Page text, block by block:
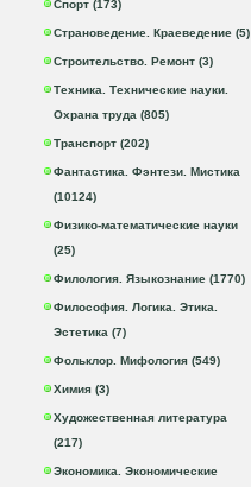
Спорт (173)
Страноведение. Краеведение (5)
Строительство. Ремонт (3)
Техника. Технические науки.
Охрана труда (805)
Транспорт (202)
Фантастика. Фэнтези. Мистика
(10124)
Физико-математические науки
(25)
Филология. Языкознание (1770)
Философия. Логика. Этика.
Эстетика (7)
Фольклор. Мифология (549)
Химия (3)
Художественная литература
(217)
Экономика. Экономические